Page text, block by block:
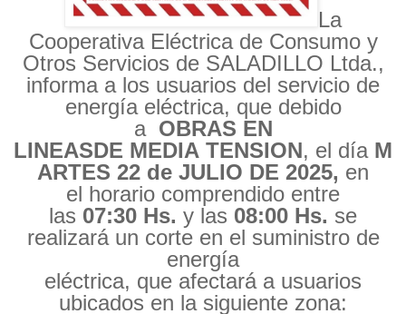
La
Cooperativa Eléctrica de Consumo y
Otros Servicios de SALADILLO Ltda.,
informa a los usuarios del servicio de
energía eléctrica, que debido
a OBRAS EN
LINEASDE MEDIA TENSION, el día M
ARTES 22 de JULIO DE 2025, en
el horario comprendido entre
las 07:30 Hs. y las 08:00 Hs. se
realizará un corte en el suministro de
energía
eléctrica, que afectará a usuarios
ubicados en lasiguiente zona: